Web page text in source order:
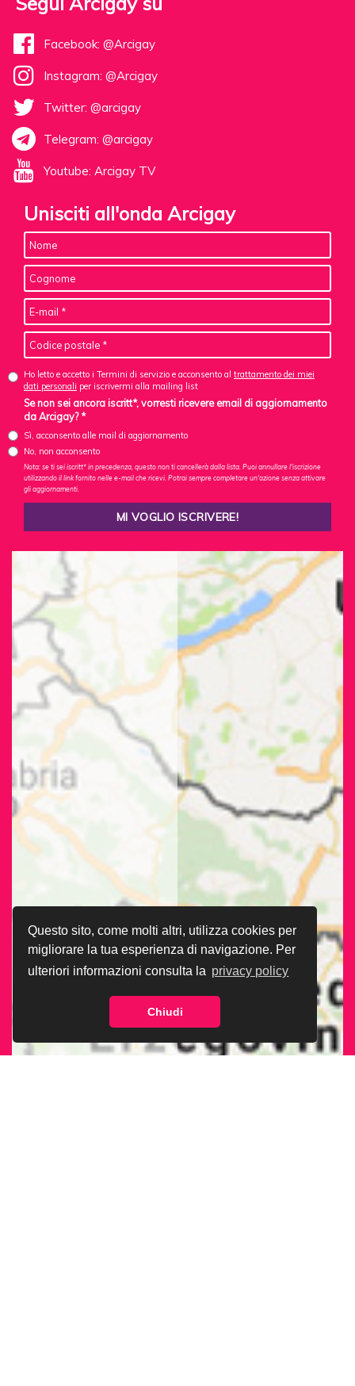
Questo sito, come molti altri, utilizza cookies per
migliorare la tua esperienza di navigazione. Per
ulteriori informazioni consulta la privacy policy
Chiudi
Facebook: @Arcigay
Instagram: @Arcigay
Twitter: @arcigay
Telegram: @arcigay
Youtube: Arcigay TV
Unisciti all'onda Arcigay
Ho letto e accetto i Termini di servizio e acconsento al trattamento dei miei
dati personali per iscrivermi alla mailing list
Se non sei ancora iscritt*, vorresti ricevere email di aggiornamento
da Arcigay? *
Sì, acconsento alle mail di aggiornamento
No, non acconsento
Nota: se ti sei iscritt* in precedenza, questo non ti cancellerà dalla lista. Puoi annullare l'iscrizione
utilizzando il link fornito nelle e-mail che ricevi. Potrai sempre completare un'azione senza attivare
gli aggiornamenti.